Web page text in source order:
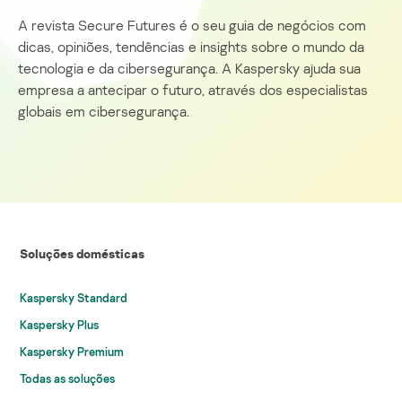
A revista Secure Futures é o seu guia de negócios com
dicas, opiniões, tendências e insights sobre o mundo da
tecnologia e da cibersegurança. A Kaspersky ajuda sua
empresa a antecipar o futuro, através dos especialistas
globais em cibersegurança.
Soluções domésticas
Kaspersky Standard
Kaspersky Plus
Kaspersky Premium
Todas as soluções